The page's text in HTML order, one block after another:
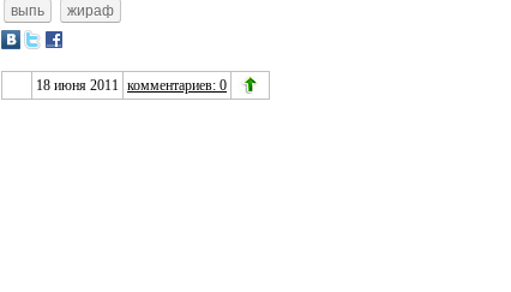
выпь
жираф
18 июня 2011 комментариев: 0